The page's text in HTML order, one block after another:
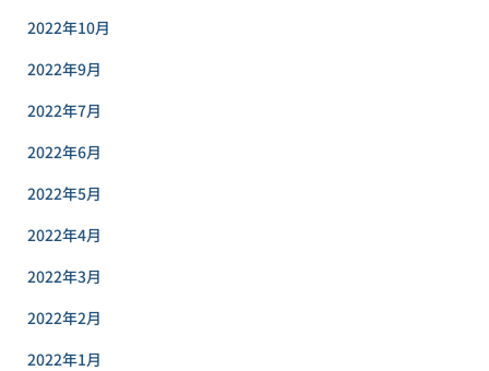
2022年10月
2022年9月
2022年7月
2022年6月
2022年5月
2022年4月
2022年3月
2022年2月
2022年1月